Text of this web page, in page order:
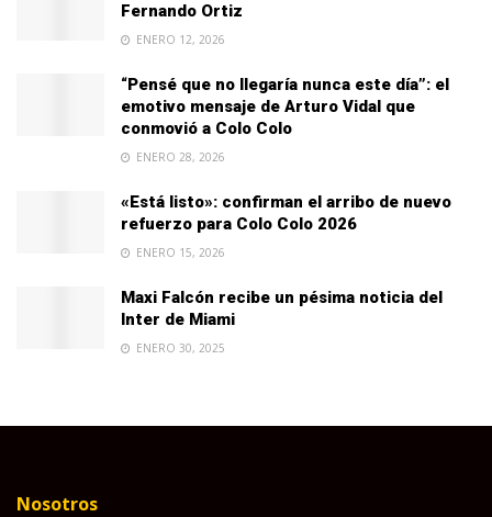
Fernando Ortiz
ENERO 12, 2026
“Pensé que no llegaría nunca este día”: el
emotivo mensaje de Arturo Vidal que
conmovió a Colo Colo
ENERO 28, 2026
«Está listo»: confirman el arribo de nuevo
refuerzo para Colo Colo 2026
ENERO 15, 2026
Maxi Falcón recibe un pésima noticia del
Inter de Miami
ENERO 30, 2025
Nosotros